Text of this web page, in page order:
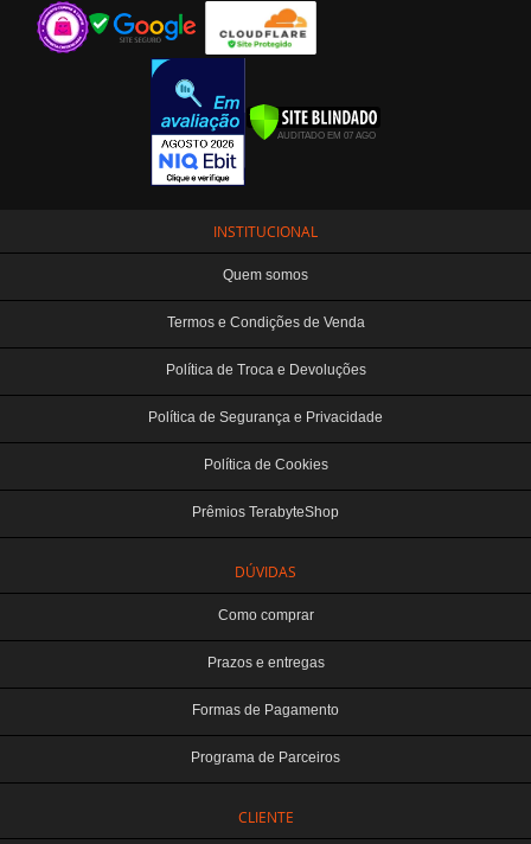
INSTITUCIONAL
Quem somos
Termos e Condições de Venda
Política de Troca e Devoluções
Política de Segurança e Privacidade
Política de Cookies
Prêmios TerabyteShop
DÚVIDAS
Como comprar
Prazos e entregas
Formas de Pagamento
Programa de Parceiros
CLIENTE